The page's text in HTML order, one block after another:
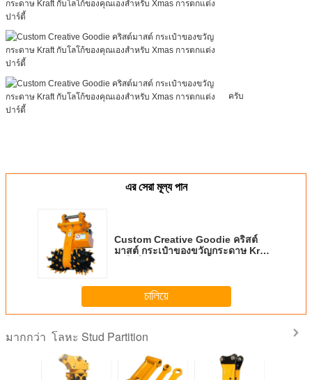
ครับ
এর সেরা মূল্য পান
Custom Creative Goodie คริสต์
มาสต์ กระเป๋าของขวัญกระดาษ Kraft
চালিয়ে
มากกว่า โลหะ Stud Partition